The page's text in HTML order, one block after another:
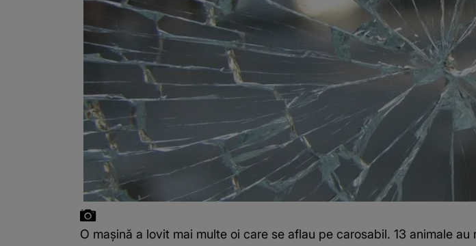
O maşină a lovit mai multe oi care se aflau pe carosabil. 13 animale